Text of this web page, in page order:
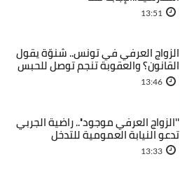
13:51
الزواج العرفي في تونس.. شنوّة يقول
القانون؟ والعقوبة تنجم توصل للحبس
13:46
''الزواج العرفي موجود''.. راضية الجربي
تدعو النيابة العمومية للتدخل
13:33